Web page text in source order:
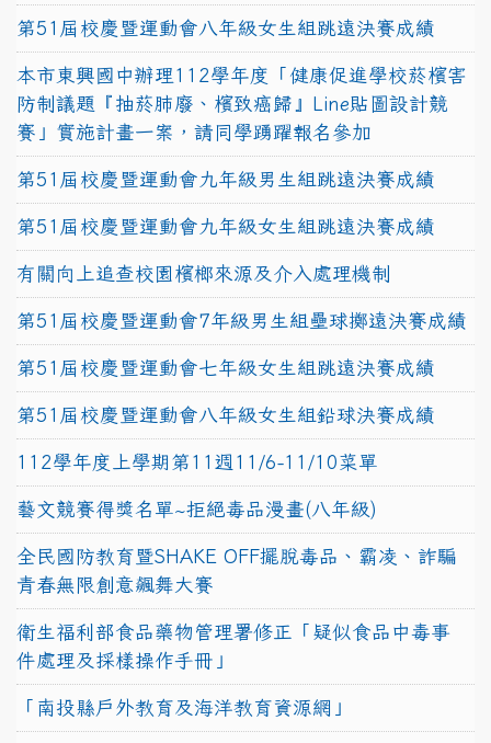
第51屆校慶暨運動會八年級女生組跳遠決賽成績
本市東興國中辦理112學年度「健康促進學校菸檳害
防制議題『抽菸肺廢、檳致癌歸』Line貼圖設計競
賽」實施計畫一案，請同學踴躍報名參加
第51屆校慶暨運動會九年級男生組跳遠決賽成績
第51屆校慶暨運動會九年級女生組跳遠決賽成績
有關向上追查校園檳榔來源及介入處理機制
第51屆校慶暨運動會7年級男生組壘球擲遠決賽成績
第51屆校慶暨運動會七年級女生組跳遠決賽成績
第51屆校慶暨運動會八年級女生組鉛球決賽成績
112學年度上學期第11週11/6-11/10菜單
藝文競賽得獎名單~拒絕毒品漫畫(八年級)
全民國防教育暨SHAKE OFF擺脫毒品、霸凌、詐騙
青春無限創意飆舞大賽
衛生福利部食品藥物管理署修正「疑似食品中毒事
件處理及採樣操作手冊」
「南投縣戶外教育及海洋教育資源網」